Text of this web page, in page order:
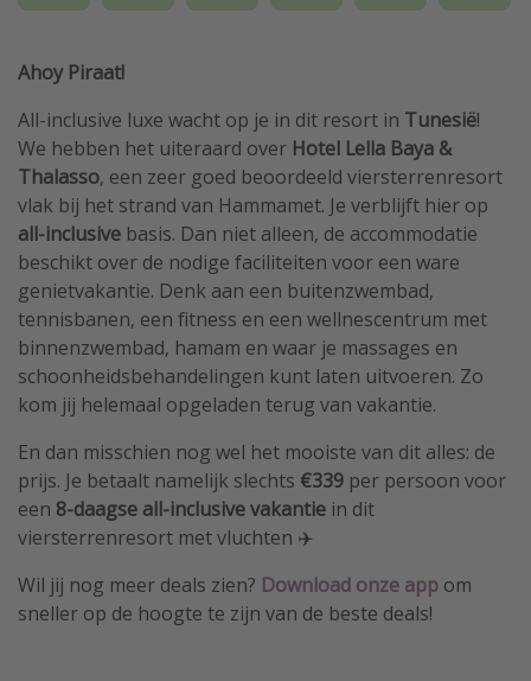
Reiskalender
Beste keukens ter wereld
Center Parcs
Disneyland Parijs
Strandvakantie in Italië
Strandvakantie in Nederland
All inclusive vakantie in Griekenland
Ahoy Piraat!
All-inclusive luxe wacht op je in dit resort in Tunesië!
We hebben het uiteraard over Hotel Lella Baya &
Thalasso, een zeer goed beoordeeld viersterrenresort
vlak bij het strand van Hammamet. Je verblijft hier op
all-inclusive basis. Dan niet alleen, de accommodatie
beschikt over de nodige faciliteiten voor een ware
genietvakantie. Denk aan een buitenzwembad,
tennisbanen, een fitness en een wellnescentrum met
binnenzwembad, hamam en waar je massages en
schoonheidsbehandelingen kunt laten uitvoeren. Zo
kom jij helemaal opgeladen terug van vakantie.
En dan misschien nog wel het mooiste van dit alles: de
prijs. Je betaalt namelijk slechts €339 per persoon voor
een 8-daagse all-inclusive vakantie in dit
viersterrenresort met vluchten ✈️
Wil jij nog meer deals zien? Download onze app om
sneller op de hoogte te zijn van de beste deals!